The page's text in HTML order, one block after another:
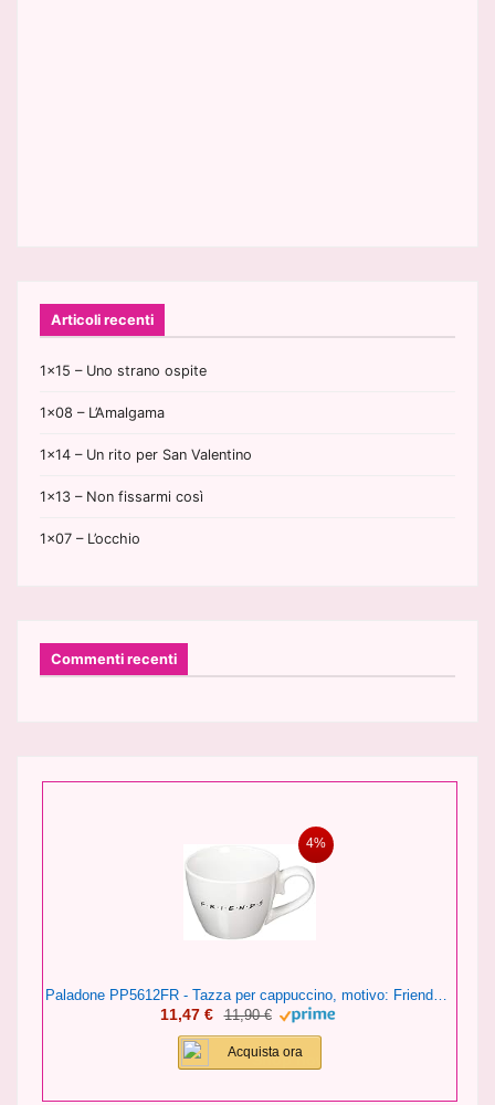
Articoli recenti
1×15 – Uno strano ospite
1×08 – L’Amalgama
1×14 – Un rito per San Valentino
1×13 – Non fissarmi così
1×07 – L’occhio
Commenti recenti
4%
11,47 € 11,90 €
Acquista ora